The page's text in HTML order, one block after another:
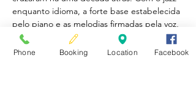
enquanto idioma, a forte base estabelecida
pelo piano e as melodias firmadas pela voz,
o resultado deste trabalho é intenso e
arrebatador tanto quanto é singelo na sua
Phone Booking Location Facebook